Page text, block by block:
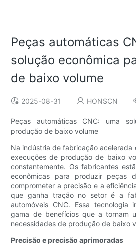
Peças automáticas
solução econômica
de baixo volume
2025-08-31 HONSCN
Peças automáticas CNC: uma
produção de baixo volume
Na indústria de fabricação acelerada
execuções de produção de baixo
constantemente. Os fabricantes
econômicas para produzir peças
comprometer a precisão e a
que ganha tração no setor é a
automóveis CNC. Essa tecnologia
gama de benefícios que a tornam
necessidades de produção de baixo
Precisão e precisão aprimoradas